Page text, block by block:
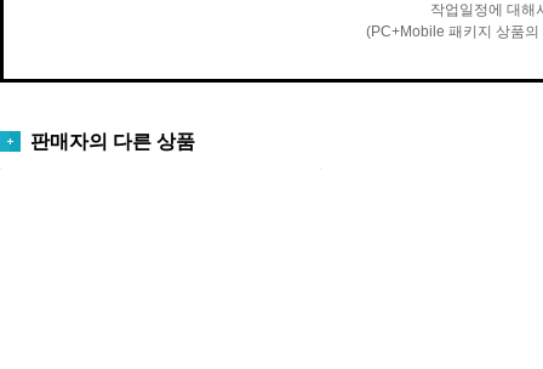
작업일정에 대해
(PC+Mobile 패키지 상품의
판매자의 다른 상품